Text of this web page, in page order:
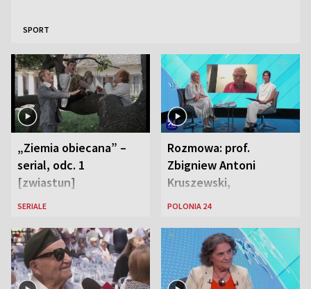
SPORT
„Ziemia obiecana” –
serial, odc. 1
[zwiastun]
SERIALE
Rozmowa: prof.
Zbigniew Antoni
Kruszewski,
Powstaniec
Zaryan, piosenkarka
POLONIA 24